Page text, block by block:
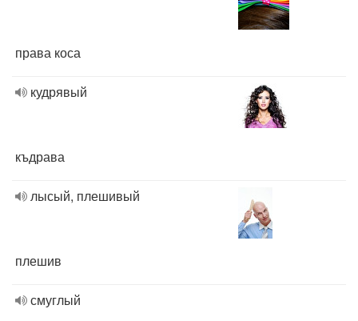
права коса
кудрявый
къдрава
лысый, плешивый
плешив
смуглый